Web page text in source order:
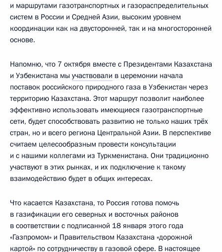
и маршрутами газотранспортных и газораспределительных
систем в России и Средней Азии, высоким уровнем
координации как на двусторонней, так и на многосторонней
основе.
Напомню, что 7 октября вместе с Президентами Казахстана
и Узбекистана мы участвовали в церемонии начала
поставок российского природного газа в Узбекистан через
территорию Казахстана. Этот маршрут позволит наиболее
эффективно использовать имеющиеся газотранспортные
сети, будет способствовать развитию не только наших трёх
стран, но и всего региона Центральной Азии. В перспективе
считаем целесообразным провести консультации
и с нашими коллегами из Туркменистана. Они традиционно
участвуют в этих рынках, и их подключение к такому
взаимодействию будет в общих интересах.
Что касается Казахстана, то Россия готова помочь
в газификации его северных и восточных районов
в соответствии с подписанной 18 января этого года
«Газпромом» и Правительством Казахстана «дорожной
картой» по сотрудничеству в газовой сфере. В настоящее